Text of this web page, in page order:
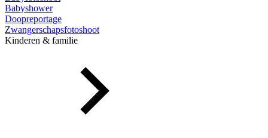
Babyshower
Doopreportage
Zwangerschapsfotoshoot
Kinderen & familie